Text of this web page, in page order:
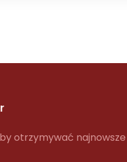
otrzymywać najnowsze